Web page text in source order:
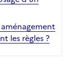
les règles ?